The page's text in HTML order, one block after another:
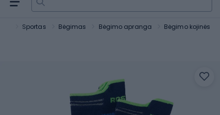
Sportas Bėgimas Bėgimo apranga Bėgimo kojinės